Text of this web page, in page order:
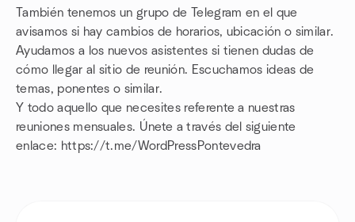
También tenemos un grupo de Telegram en el que
avisamos si hay cambios de horarios, ubicación o similar.
Ayudamos a los nuevos asistentes si tienen dudas de
cómo llegar al sitio de reunión. Escuchamos ideas de
temas, ponentes o similar.
Y todo aquello que necesites referente a nuestras
reuniones mensuales. Únete a través del siguiente
enlace: https://t.me/WordPressPontevedra